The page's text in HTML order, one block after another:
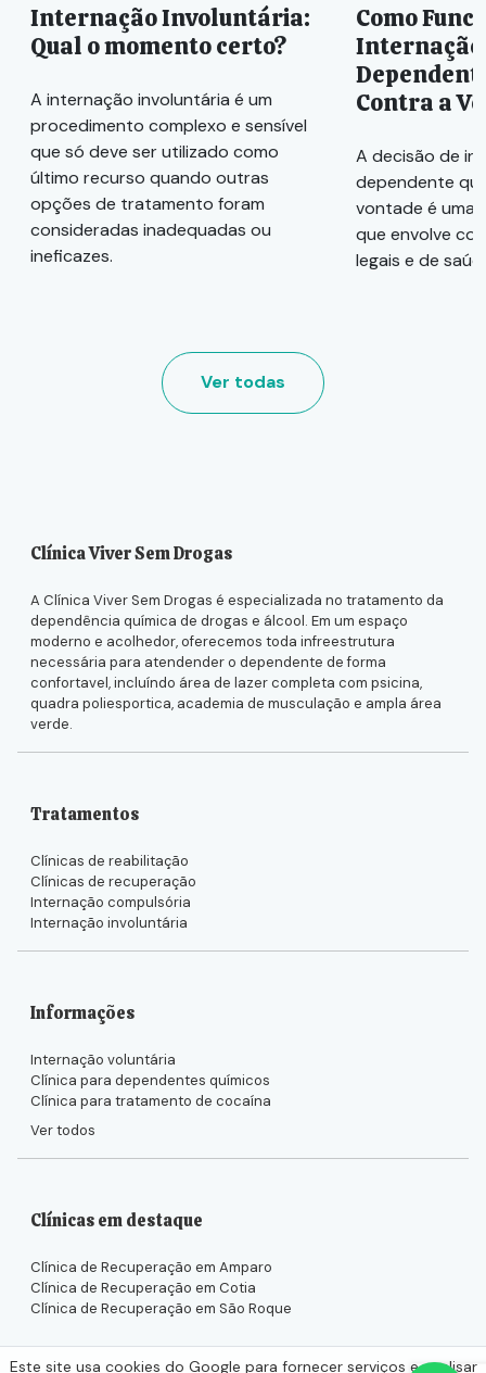
Internação Involuntária:
Qual o momento certo?
A internação involuntária é um
procedimento complexo e sensível
que só deve ser utilizado como
último recurso quando outras
opções de tratamento foram
consideradas inadequadas ou
ineficazes.
Como
Internação
Contra a
A decisão de
dependente
vontade é uma
que envolve
legais e de
Ver todas
Clínica Viver Sem Drogas
A Clínica Viver Sem Drogas é especializada no tratamento da
dependência química de drogas e álcool. Em um espaço
moderno e acolhedor, oferecemos toda infreestrutura
necessária para atendender o dependente de forma
confortavel, incluíndo área de lazer completa com psicina,
quadra poliesportica, academia de musculação e ampla área
verde.
Tratamentos
Clínicas de reabilitação
Clínicas de recuperação
Internação compulsória
Internação involuntária
Informações
Internação voluntária
Clínica para dependentes químicos
Clínica para tratamento de cocaína
Ver todos
Clínicas em destaque
Clínica de Recuperação em Amparo
Clínica de Recuperação em Cotia
Clínica de Recuperação em São Roque
Este site usa cookies do Google para fornecer serviços e analisar